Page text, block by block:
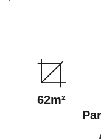
62m²